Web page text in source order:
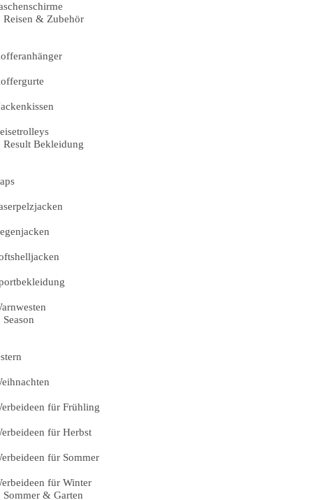
Reisen & Zubehör
Result Bekleidung
Season
für Frühling
für Herbst
für Sommer
für Winter
Sommer & Garten